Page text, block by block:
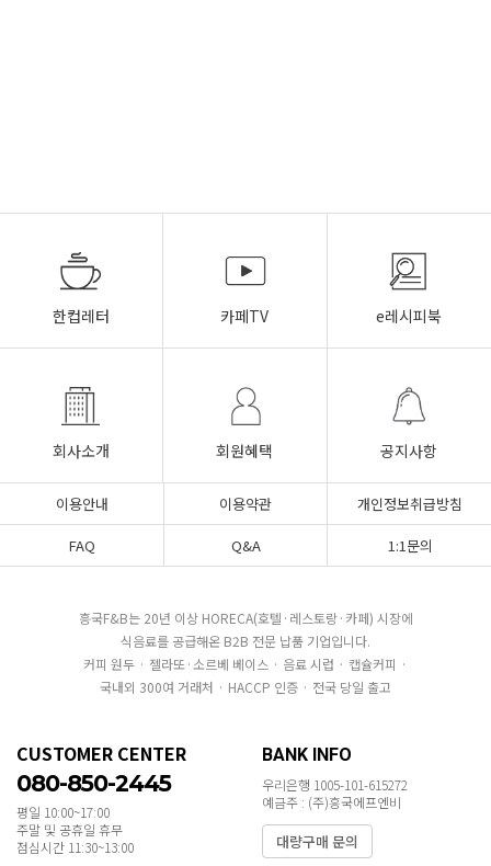
한컵레터 카페TV e레시피북
회사소개 회원혜택 공지사항
이용안내 이용약관
개인정보취급방침
FAQ
Q&A 1:1문의
흥국F&B는 20년 이상 HORECA(호텔·레스토랑·카페) 시장에
식음료를 공급해온 B2B 전문 납품 기업입니다.
커피 원두 · 젤라또·소르베 베이스 · 음료 시럽 · 캡슐커피 ·
국내외 300여 거래처 · HACCP 인증 · 전국 당일 출고
CUSTOMER CENTER
080-850-2445
평일 10:00~17:00
주말 및 공휴일 휴무
점심시간 11:30~13:00
BANK INFO
우리은행 1005-101-615272
예금주 : (주)흥국에프엔비
대량구매 문의